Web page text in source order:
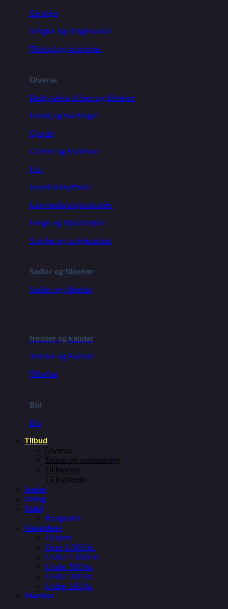
Sårpleje
Strigler og strigletasker
Tilskud og vitaminer
Diverse
Beskyttelse til ben og tilbehør
Fortøj og martingal
Gjorde
Grimer og træktove
Hut
Insektbeskyttelse
Lammeskindsprodukter
Longe og hjælpetøjler
Strigler og strigletasker
Sadler og tilbehør
Sadler og tilbehør
trenser og kandar
Trenser og Kandar
Tilbehør
Bid
Bid
Tilbud
Diverse
Tasker og opbevaring
Til hesten
Til Rytteren
Junior
Living
Stald
Boxgardin
Gaveidéer
Til børn
Over 1.000 kr.
Under 1.000 kr.
Under 500 kr.
Under 300 kr.
Under 100 kr.
Mærker